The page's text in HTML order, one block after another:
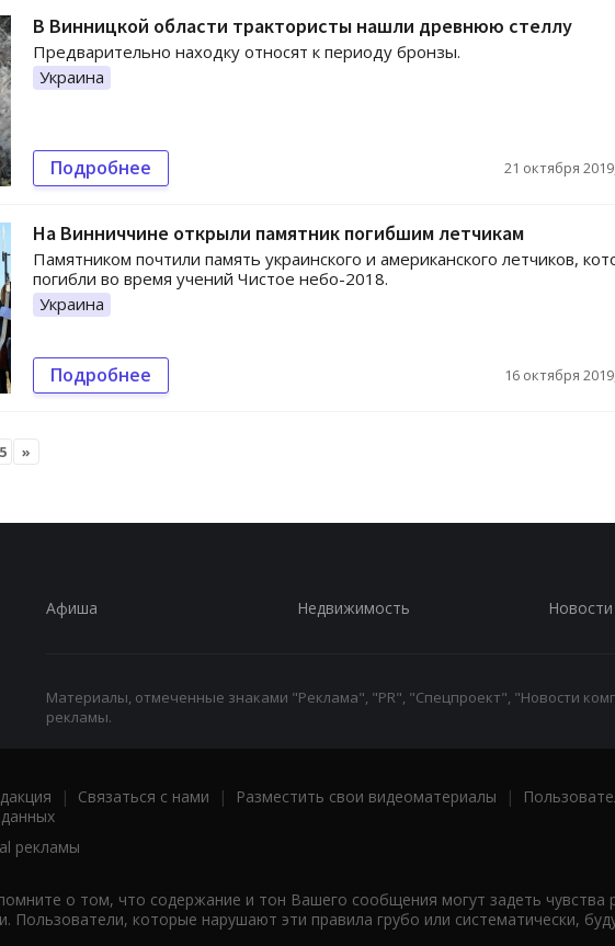
В Винницкой области трактористы нашли древнюю стеллу
Предварительно находку относят к периоду бронзы.
Украина
Подробнее 21 октября
На Винниччине открыли памятник погибшим летчикам
Памятником почтили память украинского и американского летчиков,
погибли во время учений Чистое небо-2018.
Украина
Подробнее 16 октября
»
Афиша Недвижимость Новости
Материалы, отмеченные знаками "Реклама", "PR", "Спецпроект", "Новости
рекламы.
| Связаться с нами | Разместить свои видеоматериалы |
рекламы
о том, что содержание и тон Вашего сообщения могут задеть чувства
которые нарушают эти правила грубо или систематически,